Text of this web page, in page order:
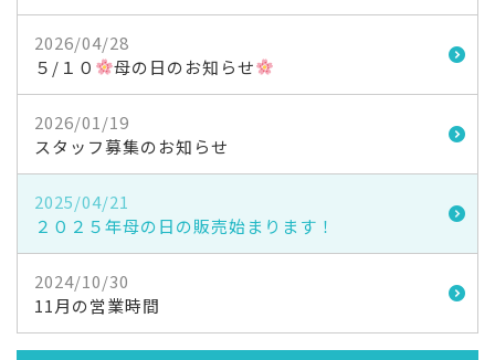
2026/04/28
５/１０
母の日のお知らせ
2026/01/19
スタッフ募集のお知らせ
2025/04/21
２０２５年母の日の販売始まります！
2024/10/30
11月の営業時間